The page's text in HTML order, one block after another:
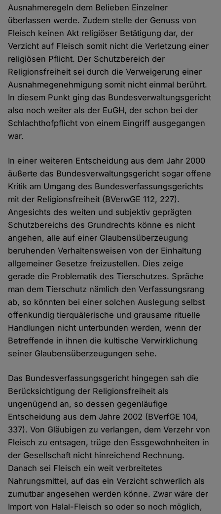
Ausnahmeregeln dem Belieben Einzelner
überlassen werde. Zudem stelle der Genuss von
Fleisch keinen Akt religiöser Betätigung dar, der
Verzicht auf Fleisch somit nicht die Verletzung einer
religiösen Pflicht. Der Schutzbereich der
Religionsfreiheit sei durch die Verweigerung einer
Ausnahmegenehmigung somit nicht einmal berührt.
In diesem Punkt ging das Bundesverwaltungsgericht
also noch weiter als der EuGH, der schon bei der
Schlachthofpflicht von einem Eingriff ausgegangen
war.
In einer weiteren Entscheidung aus dem Jahr 2000
äußerte das Bundesverwaltungsgericht sogar offene
Kritik am Umgang des Bundesverfassungsgerichts
mit der Religionsfreiheit (BVerwGE 112, 227).
Angesichts des weiten und subjektiv geprägten
Schutzbereichs des Grundrechts könne es nicht
angehen, alle auf einer Glaubensüberzeugung
beruhenden Verhaltensweisen von der Einhaltung
allgemeiner Gesetze freizustellen. Dies zeige
gerade die Problematik des Tierschutzes. Spräche
man dem Tierschutz nämlich den Verfassungsrang
ab, so könnten bei einer solchen Auslegung selbst
offenkundig tierquälerische und grausame rituelle
Handlungen nicht unterbunden werden, wenn der
Betreffende in ihnen die kultische Verwirklichung
seiner Glaubensüberzeugungen sehe.
Das Bundesverfassungsgericht hingegen sah die
Berücksichtigung der Religionsfreiheit als
ungenügend an, so dessen gegenläufige
Entscheidung aus dem Jahre 2002 (BVerfGE 104,
337). Von Gläubigen zu verlangen, dem Verzehr von
Fleisch zu entsagen, trüge den Essgewohnheiten in
der Gesellschaft nicht hinreichend Rechnung.
Danach sei Fleisch ein weit verbreitetes
Nahrungsmittel, auf das ein Verzicht schwerlich als
zumutbar angesehen werden könne. Zwar wäre der
Import von Halal-Fleisch so oder so noch möglich,